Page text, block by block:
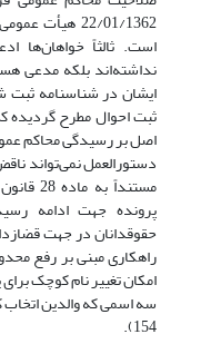
22/01/1362
است. ثالثاً خواهان‌ها
نداشته‌اند بلکه مدعی
ایشان در شناسنامه ثبت
اصل بر رسیدگی محاکم
دستورالعمل نمی‌تواند
پرونده جهت ادامه
حقوقدانان در جهت
راهکاری مبنی بر رفع
امکان تغییر نام کوچک
154).